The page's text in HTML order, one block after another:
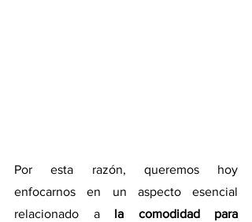
Por esta razón, queremos hoy
enfocarnos en un aspecto esencial
relacionado a la comodidad para